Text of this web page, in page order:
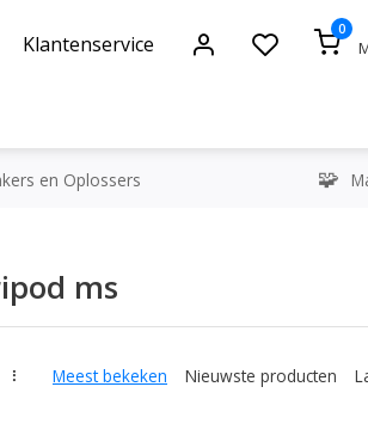
Klantenservice
0
en Oplossers
ms
Meest bekeken Nieuwste producten